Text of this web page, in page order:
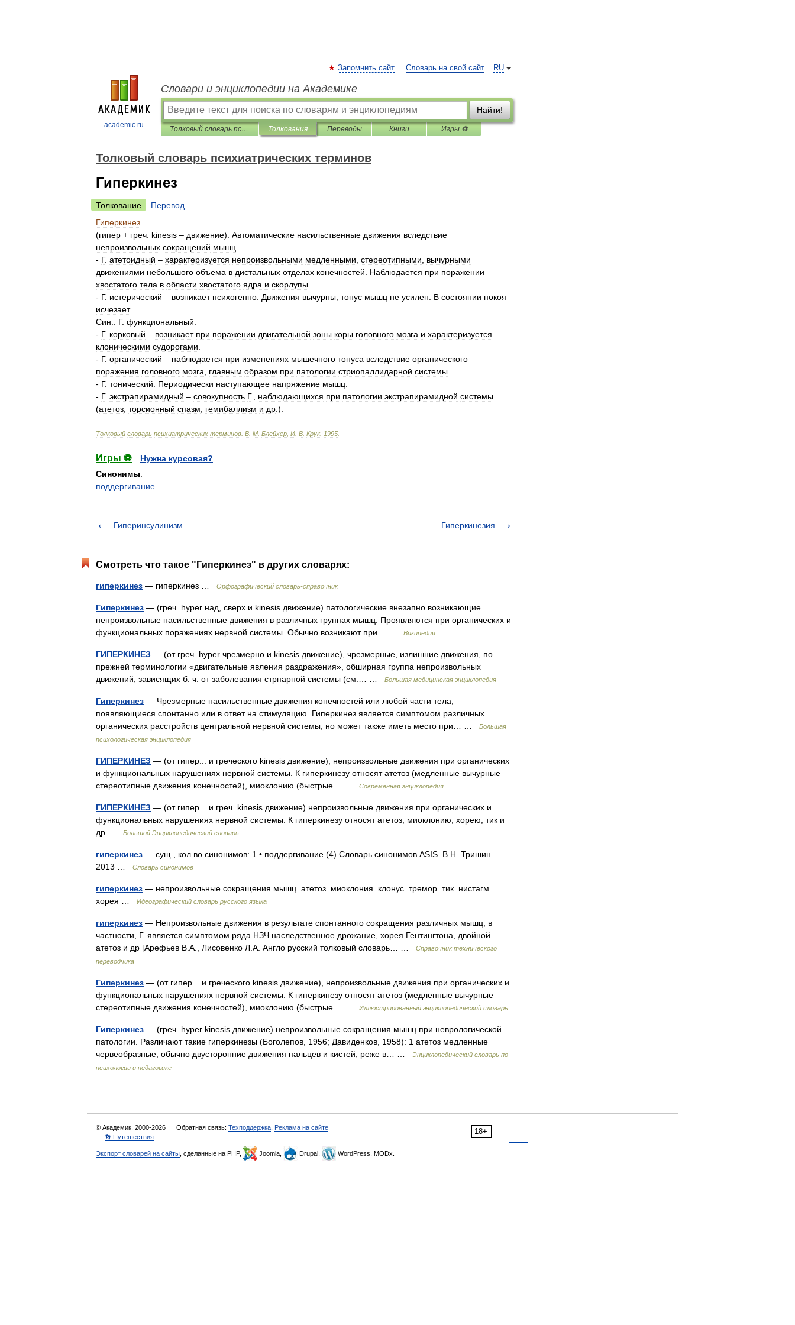
academic.ru
RU
Запомнить сайт Словарь на свой сайт
Словари и энциклопедии на Академике
Найти!
Толковый словарь психиатрических терминов Толкования Переводы Книги Игры ⚽
Толковый словарь психиатрических терминов
Гиперкинез
Толкование
Перевод
Гиперкинез
(гипер + греч kinesis – движение). Автоматические насильственные движения вследствие
непроизвольных сокращений мышц
- Г. атетоидный – характеризуется непроизвольными медленными стереотипными
вычурными
движениями небольшого объема в дистальных отделах конечностей Наблюдается при поражении
хвостатого тела в области хвостатого ядра и скорлупы
- Г. истерический – возникает психогенно Движения вычурны тонус мышц не усилен В состоянии покоя
исчезает.
Син : Г. функциональный
- Г. корковый – возникает при поражении двигательной зоны коры головного мозга и характеризуется
клоническими судорогами
- Г. органический – наблюдается при изменениях мышечного тонуса вследствие органического
поражения головного мозга главным образом при патологии стриопаллидарной системы
- Г. тонический Периодически наступающее напряжение мышц
- Г. экстрапирамидный – совокупность Г., наблюдающихся при патологии экстрапирамидной системы
(атетоз торсионный спазм гемибаллизм и др .).
Толковый словарь психиатрических терминов В М Блейхер И В Крук. 1995
Игры ⚽
Нужна курсовая?
Синонимы:
поддергивание
Гиперинсулинизм Гиперкинезия
Смотреть что такое "Гиперкинез" в других словарях:
гиперкинез — гиперкинез … Орфографический словарь-справочник
Гиперкинез — (греч. hyper над, сверх и kinesis движение) патологические внезапно возникающие
непроизвольные насильственные движения в различных группах мышц. Проявляются при органических и
функциональных поражениях нервной системы. Обычно возникают при… …
Википедия
ГИПЕРКИНЕЗ — (от греч. hyper чрезмерно и kinesis движение), чрезмерные, излишние движения, по
прежней терминологии «двигательные явления раздражения», обширная группа непроизвольных
движений, зависящих б. ч. от заболевания стрпарной системы (см.… …
Большая медицинская энциклопедия
Гиперкинез — Чрезмерные насильственные движения конечностей или любой части тела,
появляющиеся спонтанно или в ответ на стимуляцию. Гиперкинез является симптомом различных
органических расстройств центральной нервной системы, но может также иметь место при… …
Большая
психологическая энциклопедия
ГИПЕРКИНЕЗ — (от гипер... и греческого kinesis движение), непроизвольные движения при органических
и функциональных нарушениях нервной системы. К гиперкинезу относят атетоз (медленные вычурные
стереотипные движения конечностей), миоклонию (быстрые… …
Современная энциклопедия
ГИПЕРКИНЕЗ — (от гипер... и греч. kinesis движение) непроизвольные движения при органических и
функциональных нарушениях нервной системы. К гиперкинезу относят атетоз, миоклонию, хорею, тик и
др …
Большой Энциклопедический словарь
гиперкинез — сущ., кол во синонимов: 1 • поддергивание (4) Словарь синонимов ASIS. В.Н. Тришин.
2013 …
Словарь синонимов
гиперкинез — непроизвольные сокращения мышц. атетоз. миоклония. клонус. тремор. тик. нистагм.
хорея …
Идеографический словарь русского языка
гиперкинез — Непроизвольные движения в результате спонтанного сокращения различных мышц; в
частности, Г. является симптомом ряда НЗЧ наследственное дрожание, хорея Гентингтона, двойной
атетоз и др [Арефьев В.А., Лисовенко Л.А. Англо русский толковый словарь… …
Справочник технического
переводчика
Гиперкинез — (от гипер... и греческого kinesis движение), непроизвольные движения при органических и
функциональных нарушениях нервной системы. К гиперкинезу относят атетоз (медленные вычурные
стереотипные движения конечностей), миоклонию (быстрые… …
Иллюстрированный энциклопедический словарь
Гиперкинез — (греч. hyper kinesis движение) непроизвольные сокращения мышц при неврологической
патологии. Различают такие гиперкинезы (Боголепов, 1956; Давиденков, 1958): 1 атетоз медленные
червеобразные, обычно двусторонние движения пальцев и кистей, реже в… …
Энциклопедический словарь по
психологии и педагогике
18+
© Академик, 2000-2026 Обратная связь: Техподдержка Реклама на сайте
👣 Путешествия
Экспорт словарей на сайты , сделанные на PHP, Joomla, Drupal, WordPress, MODx.